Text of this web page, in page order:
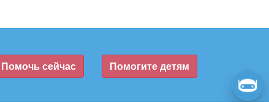
Помочь сейчас Помогите детям